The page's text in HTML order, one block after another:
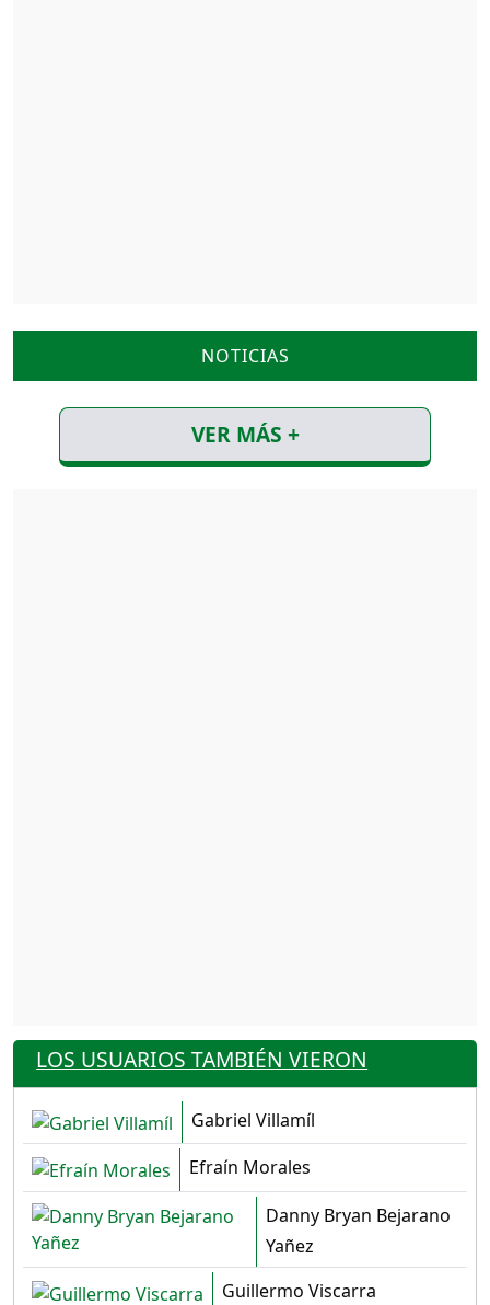
NOTICIAS
VER MÁS +
LOS USUARIOS TAMBIÉN VIERON
Gabriel Villamíl
Efraín Morales
Danny Bryan Bejarano
Yañez
Guillermo Viscarra